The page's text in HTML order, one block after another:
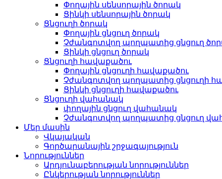
Փողային սենսորային ծորակ
Ցինկի սենսորային ծորակ
Ցնցուղի ծորակ
Փողային ցնցուղ ծորակ
Չժանգոտվող պողպատից ցնցուղ
Ցինկի ցնցուղ ծորակ
Ցնցուղի հավաքածու
Փողային ցնցուղի հավաքածու
Չժանգոտվող պողպատից ցնցուղի
Ցինկի ցնցուղի հավաքածու
Ցնցուղի վահանակ
փողային ցնցուղ վահանակ
Չժանգոտվող պողպատից ցնցուղ
Մեր մասին
Վկայական
Գործարանային շրջագայություն
Նորություններ
Արդյունաբերության նորություններ
Ընկերության նորություններ